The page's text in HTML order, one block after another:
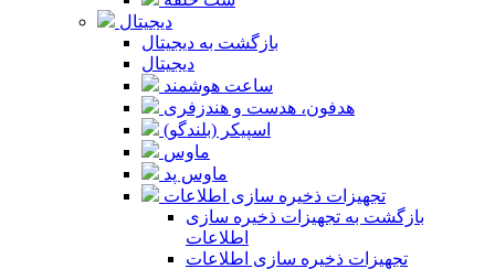
دیجیتال
بازگشت به دیجیتال
دیجیتال
ساعت هوشمند
هدفون، هدست و هندزفری
اسپیکر (بلندگو)
ماوس
ماوس پد
تجهیزات ذخیره سازی اطلاعات
بازگشت به تجهیزات ذخیره سازی
اطلاعات
تجهیزات ذخیره سازی اطلاعات